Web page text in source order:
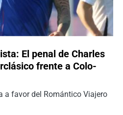
El penal de Charles
frente a Colo-
a favor del Romántico Viajero